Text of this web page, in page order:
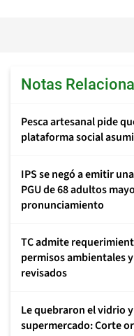
Notas
Pesca artesanal pide
plataforma social
IPS se negó a emitir
PGU de 68 adultos
pronunciamiento
TC admite
permisos ambientales
revisados
Le quebraron el vidrio
supermercado: Corte